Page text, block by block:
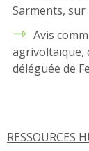
Sarments, sur
Avis
agrivoltaïque,
déléguée de
RESSOURCES